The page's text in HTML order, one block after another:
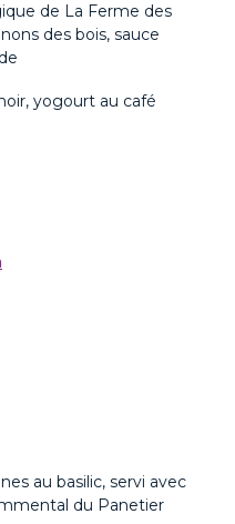
de La Ferme des
des bois, sauce
yogourt au café
au basilic, servi avec
du Panetier